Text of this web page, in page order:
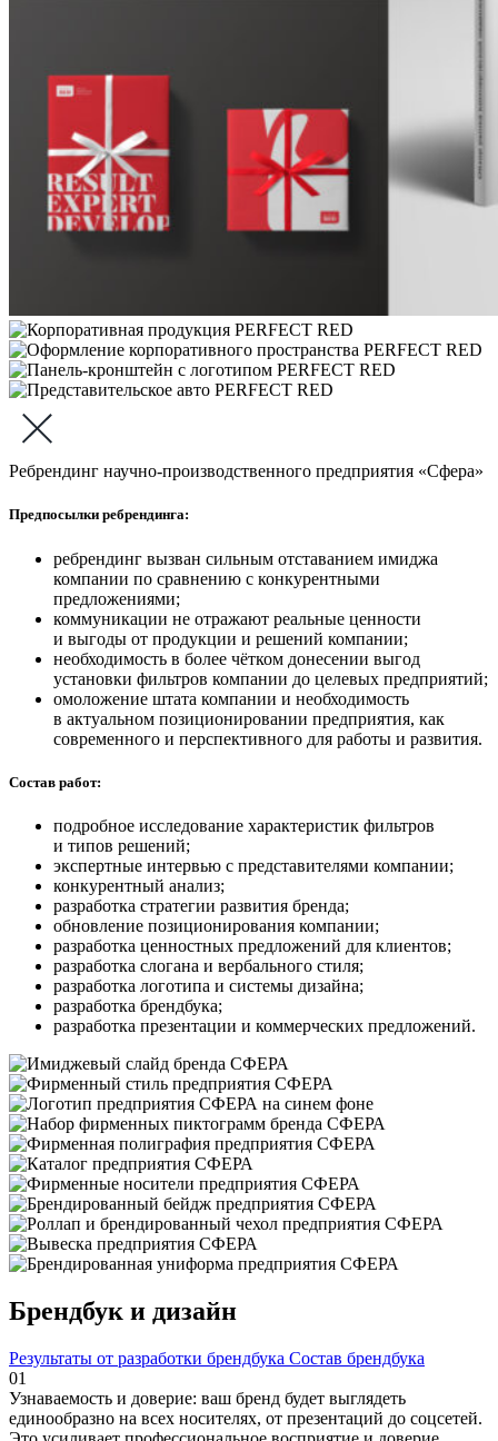
Ребрендинг научно-производственного предприятия «Сфера»
Предпосылки ребрендинга:
ребрендинг вызван сильным отставанием имиджа
компании по сравнению с конкурентными
предложениями;
коммуникации не отражают реальные ценности
и выгоды от продукции и решений компании;
необходимость в более чётком донесении выгод
установки фильтров компании до целевых предприятий;
омоложение штата компании и необходимость
в актуальном позиционировании предприятия, как
современного и перспективного для работы и развития.
Состав работ:
подробное исследование характеристик фильтров
и типов решений;
экспертные интервью с представителями компании;
конкурентный анализ;
разработка стратегии развития бренда;
обновление позиционирования компании;
разработка ценностных предложений для клиентов;
разработка слогана и вербального стиля;
разработка логотипа и системы дизайна;
разработка брендбука;
разработка презентации и коммерческих предложений.
Брендбук и дизайн
Результаты от разработки брендбука Состав брендбука
01
Узнаваемость и доверие: ваш бренд будет выглядеть
единообразно на всех носителях, от презентаций до соцсетей.